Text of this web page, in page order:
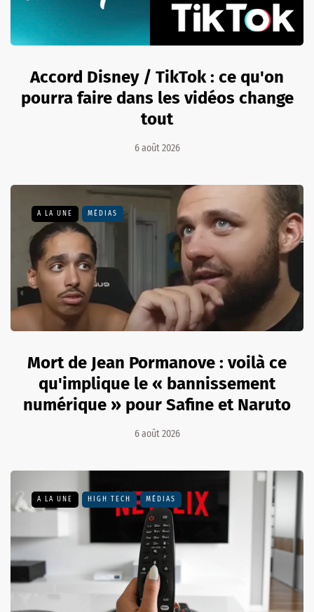
Accord Disney / TikTok : ce qu'on
pourra faire dans les vidéos change
tout
6 août 2026
A LA UNE MÉDIAS
Mort de Jean Pormanove : voilà ce
qu'implique le « bannissement
numérique » pour Safine et Naruto
6 août 2026
A LA UNE HIGH TECH MÉDIAS